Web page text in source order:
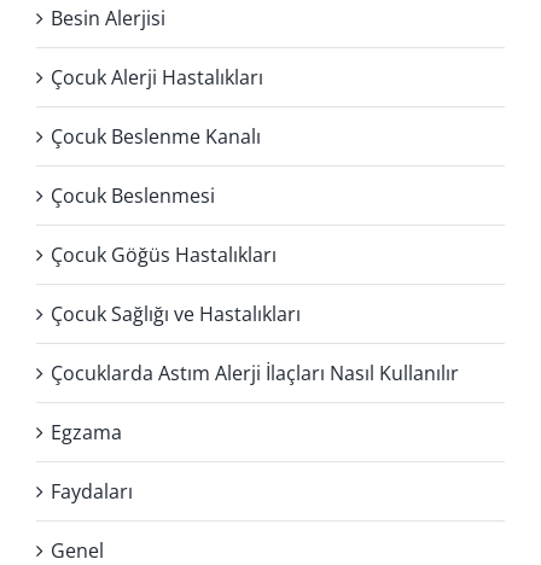
Besin Alerjisi
Çocuk Alerji Hastalıkları
Çocuk Beslenme Kanalı
Çocuk Beslenmesi
Çocuk Göğüs Hastalıkları
Çocuk Sağlığı ve Hastalıkları
Çocuklarda Astım Alerji İlaçları Nasıl Kullanılır
Egzama
Faydaları
Genel